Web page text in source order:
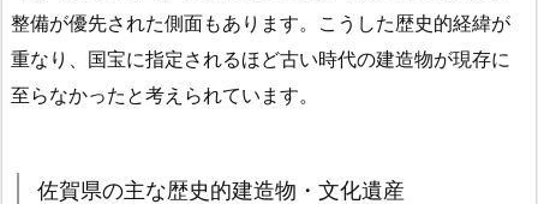
整備が優先された側面もあります。こうした歴史的経緯が
重なり、国宝に指定されるほど古い時代の建造物が現存に
至らなかったと考えられています。
佐賀県の主な歴史的建造物・文化遺産